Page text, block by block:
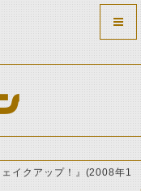
イクアップ！』(2008年1